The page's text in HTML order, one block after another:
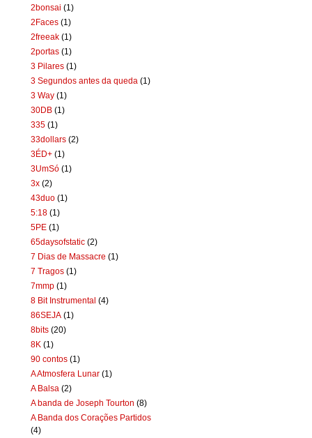
2bonsai (1)
2Faces (1)
2freeak (1)
2portas (1)
3 Pilares (1)
3 Segundos antes da queda (1)
3 Way (1)
30DB (1)
335 (1)
33dollars (2)
3ÉD+ (1)
3UmSó (1)
3x (2)
43duo (1)
5:18 (1)
5PE (1)
65daysofstatic (2)
7 Dias de Massacre (1)
7 Tragos (1)
7mmp (1)
8 Bit Instrumental (4)
86SEJA (1)
8bits (20)
8K (1)
90 contos (1)
A Atmosfera Lunar (1)
A Balsa (2)
A banda de Joseph Tourton (8)
A Banda dos Corações Partidos
(4)